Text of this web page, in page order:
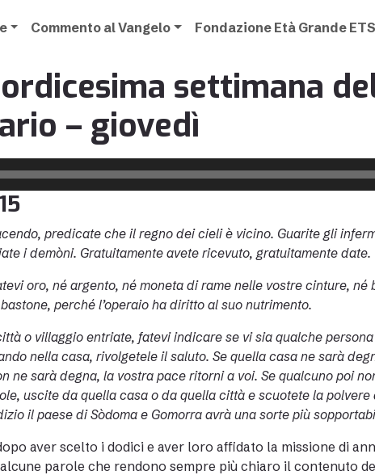
Commento al Vangelo Fondazione Età Grande ETS
settimana
– giovedì
predicate che il regno dei cieli è vicino. Guarite gli
i demòni. Gratuitamente avete ricevuto, gratuitamente date.
oro, né argento, né moneta di rame nelle vostre cinture,
perché l’operaio ha diritto al suo nutrimento.
o villaggio entriate, fatevi indicare se vi sia qualche
nella casa, rivolgetele il saluto. Se quella casa ne sarà
ne sarà degna, la vostra pace ritorni a voi. Se qualcuno poi
uscite da quella casa o da quella città e scuotete la
il paese di Sòdoma e Gomorra avrà una sorte più
aver scelto i dodici e aver loro affidato la missione di
parole che rendono sempre più chiaro il contenuto